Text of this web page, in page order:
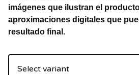
imágenes que ilustran el
aproximaciones digitales que
resultado final.